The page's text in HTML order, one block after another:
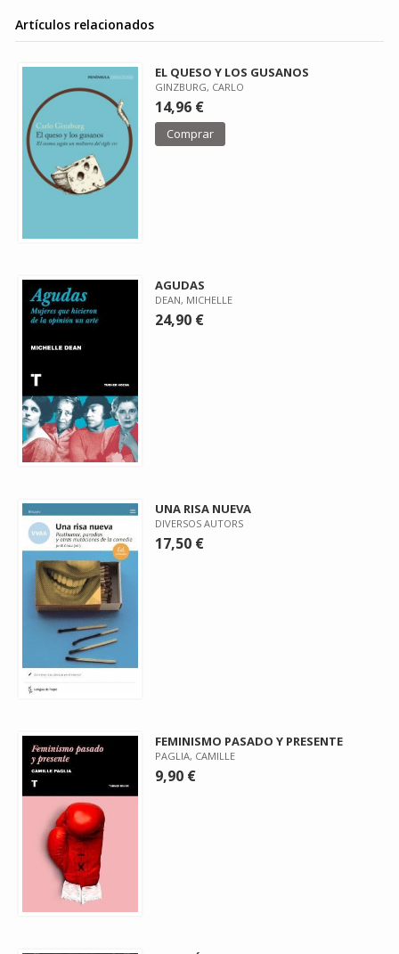
Artículos relacionados
EL QUESO Y LOS GUSANOS
GINZBURG, CARLO
14,96 €
Comprar
AGUDAS
DEAN, MICHELLE
24,90 €
UNA RISA NUEVA
DIVERSOS AUTORS
17,50 €
FEMINISMO PASADO Y PRESENTE
PAGLIA, CAMILLE
9,90 €